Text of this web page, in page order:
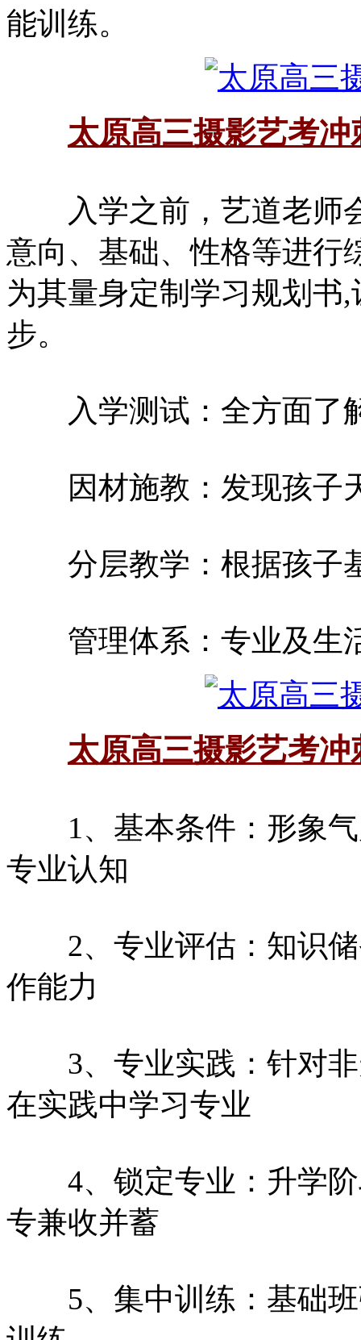
能训练。
太原高三摄影艺考冲
入学之前，艺道老师
意向、基础、性格等进行
为其量身定制学习规划书
步。
入学测试：全方面了
因材施教：发现孩子
分层教学：根据孩子
管理体系：专业及生
太原高三摄影艺考冲
1、基本条件：形象气
专业认知
2、专业评估：知识储
作能力
3、专业实践：针对非
在实践中学习专业
4、锁定专业：升学阶
专兼收并蓄
5、集中训练：基础班